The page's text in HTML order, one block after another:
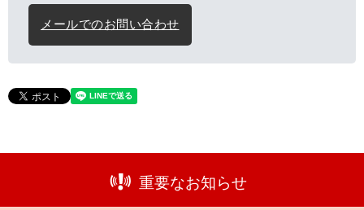
メールでのお問い合わせ
重要なお知らせ